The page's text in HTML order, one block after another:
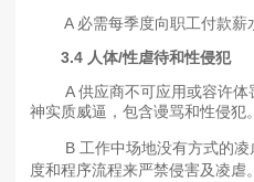
A 必需每季度向职工付款薪
3.4 人体/性虐待和性侵犯
A 供应商不可应用或容许体
神实质威逼，包含谩骂和性侵犯。
B 工作中场地没有方式的凌
度和程序流程来严禁侵害及凌虐。